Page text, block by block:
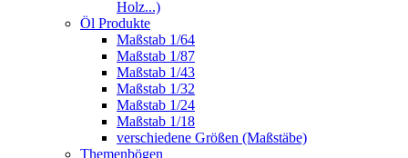
Holz...)
Öl Produkte
Maßstab 1/64
Maßstab 1/87
Maßstab 1/43
Maßstab 1/32
Maßstab 1/24
Maßstab 1/18
verschiedene Größen (Maßstäbe)
Themenbögen